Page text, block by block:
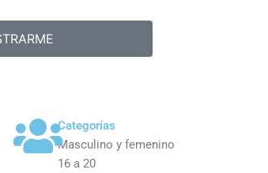
Categorías
Masculino y femenino
16 a 20